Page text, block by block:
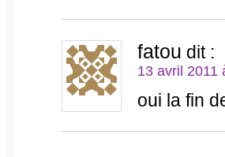
fatou dit :
13 avril 2011
oui la fin